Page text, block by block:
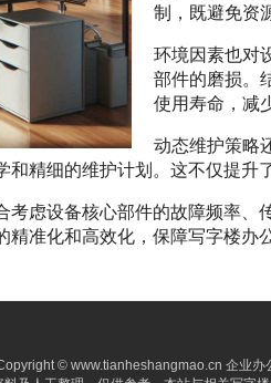
制，既避免资
环境因素也对
部件的磨损。
使用寿命，减
动态维护策略
精细的维护计划。这不仅提升
虑设备核心部件的故障频率
准化和高效化，保障写字楼办
© www.tianheshangmao.cn 企业办